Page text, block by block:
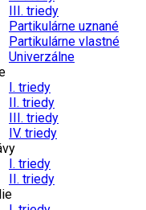
III. triedy
Partikulárne uznané
Partikulárne vlastné
Univerzálne
I. triedy
II. triedy
III. triedy
IV. triedy
I. triedy
II. triedy